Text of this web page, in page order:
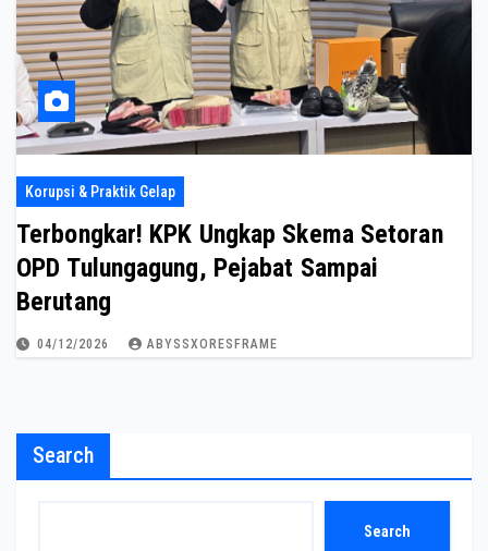
Korupsi & Praktik Gelap
Terbongkar! KPK Ungkap Skema Setoran
OPD Tulungagung, Pejabat Sampai
Berutang
04/12/2026 ABYSSXORESFRAME
Search
Search